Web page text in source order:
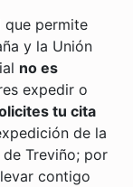
que permite
y la Unión
no es
expedir o
tu cita
de la
Treviño; por
contigo